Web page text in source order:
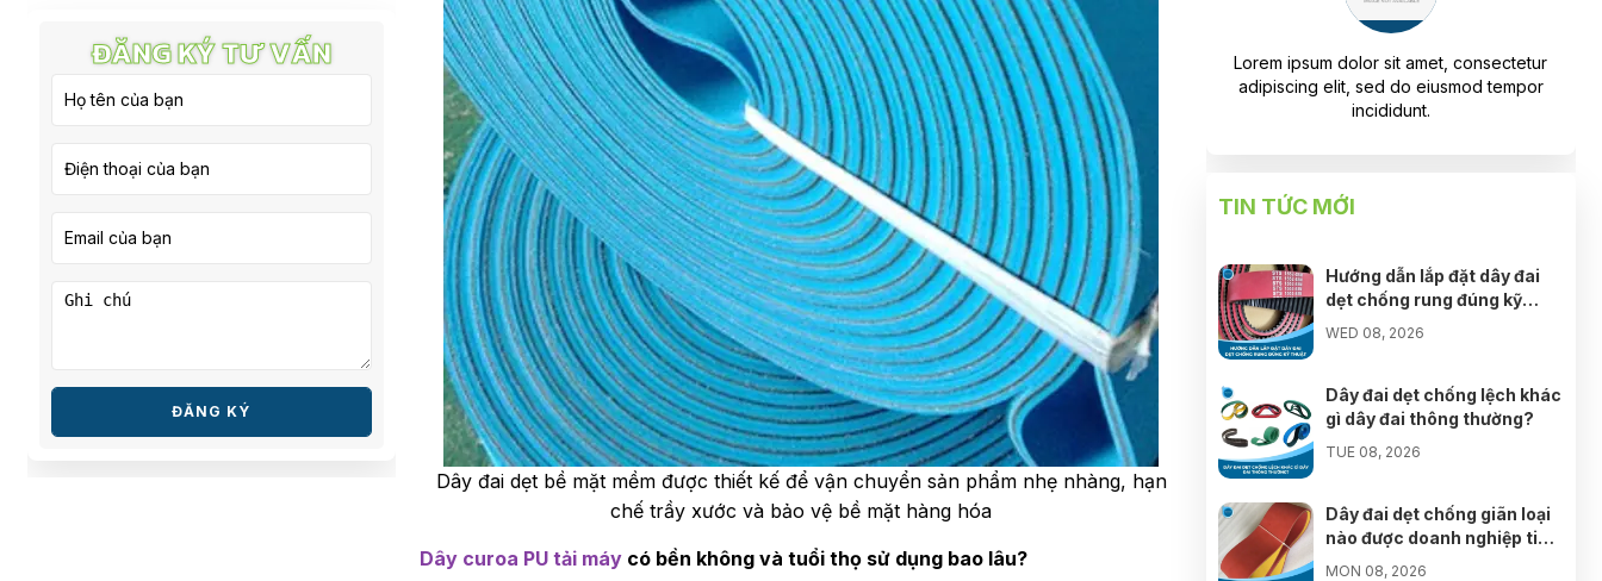
ĐĂNG KÝ TƯ VẤN
ĐĂNG KÝ
Dây đai dẹt bề mặt mềm được thiết kế để vận chuyển sản phẩm nhẹ nhàng, hạn
chế trầy xước và bảo vệ bề mặt hàng hóa
Dây curoa PU tải máy có bền không và tuổi thọ sử dụng bao lâu?
Nguyễn Thanh Bình đã mua sản phẩm
07/08/2026
07/08/2026
Trương Thị Mỹ Tiên đã mua sản phẩm
07/08/2026
Đặng Thị Thanh Hà đã mua sản phẩm
07/08/2026
Nguyễn Ngọc Thanh Vân đã mua sản
phẩm07/08/2026
Trần Viết Đức đã mua sản phẩm
Lorem ipsum dolor sit amet, consectetur
adipiscing elit, sed do eiusmod tempor
Lorem ipsum dolor sit amet, consectetur
adipiscing elit, sed do eiusmod tempor
incididunt.
Lorem ipsum dolor sit amet, consectetur
adipiscing elit, sed do eiusmod tempor
incididunt.
Lorem ipsum dolor sit amet, consectetur
adipiscing elit, sed do eiusmod tempor
incididunt.
TIN TỨC MỚI
Hướng dẫn lắp đặt dây đai
dẹt chống rung đúng kỹ
thuật
WED 08, 2026
Dây đai dẹt chống lệch khác
gì dây đai thông thường?
TUE 08, 2026
Dây đai dẹt chống giãn loại
nào được doanh nghiệp tin
dùng?
MON 08, 2026